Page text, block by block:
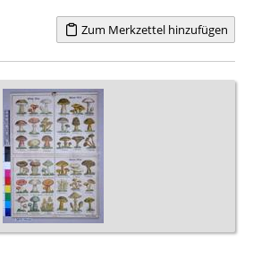
Zum Merkzettel hinzufügen